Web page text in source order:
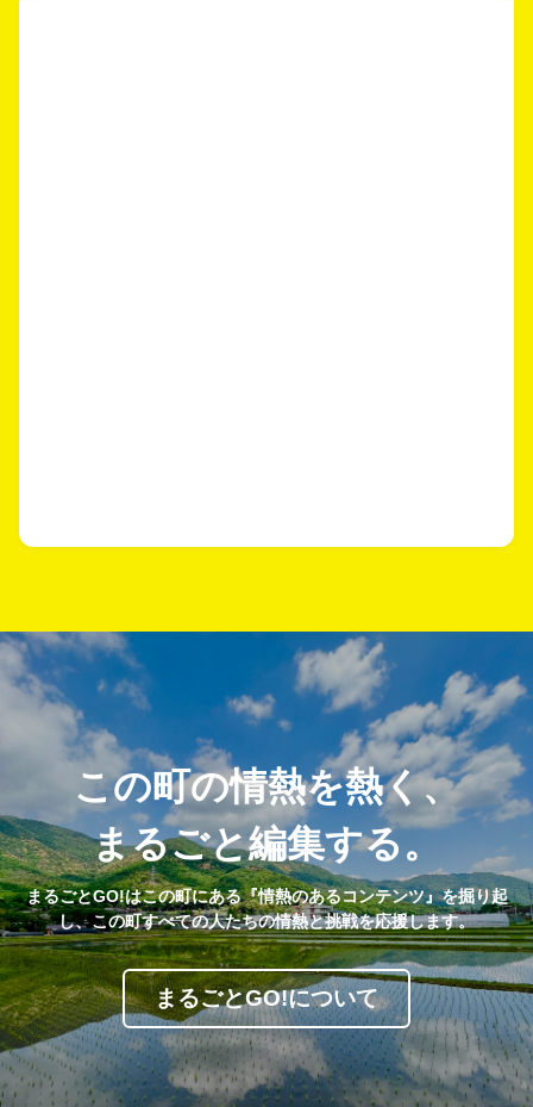
この町の情熱を熱く、
まるごと編集する。
まるごとGO!はこの町にある『情熱のあるコンテンツ』を掘り起
し、この町すべての人たちの情熱と挑戦を応援します。
まるごとGO!について